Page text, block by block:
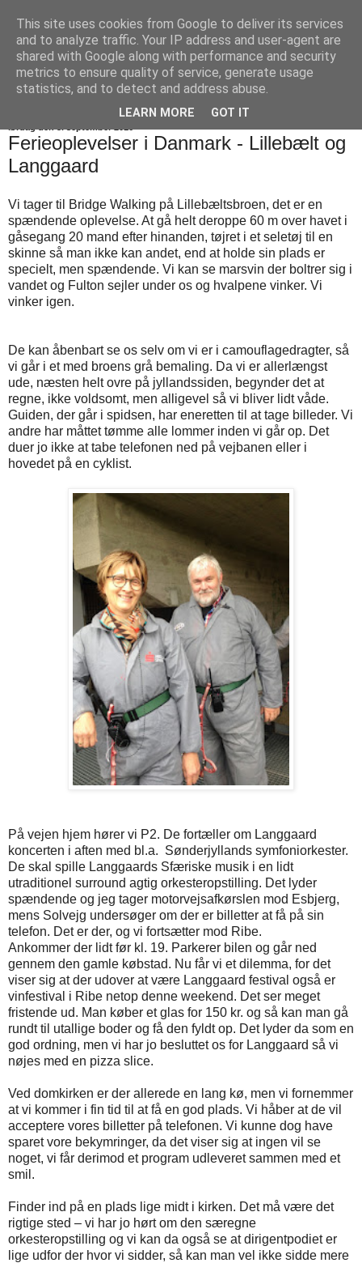
Blommesblog
Ferieoplevelser i Danmark - Lillebælt og
Langgaard
Vi tager til Bridge Walking på Lillebæltsbroen, det er en
spændende oplevelse. At gå helt deroppe 60 m over havet i
gåsegang 20 mand efter hinanden, tøjret i et seletøj til en
skinne så man ikke kan andet, end at holde sin plads er
specielt, men spændende. Vi kan se marsvin der boltrer sig i
vandet og Fulton sejler under os og hvalpene vinker. Vi
vinker igen.
De kan åbenbart se os selv om vi er i camouflagedragter, så
vi går i et med broens grå bemaling. Da vi er allerlængst
ude, næsten helt ovre på jyllandssiden, begynder det at
regne, ikke voldsomt, men alligevel så vi bliver lidt våde.
Guiden, der går i spidsen, har eneretten til at tage billeder. Vi
andre har måttet tømme alle lommer inden vi går op. Det
duer jo ikke at tabe telefonen ned på vejbanen eller i
hovedet på en cyklist.
På vejen hjem hører vi P2. De fortæller om Langgaard
koncerten i aften med bl.a. Sønderjyllands symfoniorkester.
De skal spille Langgaards Sfæriske musik i en lidt
utraditionel surround agtig orkesteropstilling. Det lyder
spændende og jeg tager motorvejsafkørslen mod Esbjerg,
mens Solvejg undersøger om der er billetter at få på sin
telefon. Det er der, og vi fortsætter mod Ribe.
Ankommer der lidt før kl. 19. Parkerer bilen og går ned
gennem den gamle købstad. Nu får vi et dilemma, for det
viser sig at der udover at være Langgaard festival også er
vinfestival i Ribe netop denne weekend. Det ser meget
fristende ud. Man køber et glas for 150 kr. og så kan man gå
rundt til utallige boder og få den fyldt op. Det lyder da som en
god ordning, men vi har jo besluttet os for Langgaard så vi
nøjes med en pizza slice.
Ved domkirken er der allerede en lang kø, men vi fornemmer
at vi kommer i fin tid til at få en god plads. Vi håber at de vil
acceptere vores billetter på telefonen. Vi kunne dog have
sparet vore bekymringer, da det viser sig at ingen vil se
noget, vi får derimod et program udleveret sammen med et
smil.
Finder ind på en plads lige midt i kirken. Det må være det
rigtige sted – vi har jo hørt om den særegne
orkesteropstilling og vi kan da også se at dirigentpodiet er
lige udfor der hvor vi sidder, så kan man vel ikke sidde mere
This site uses cookies from Google to deliver its services
and to analyze traffic. Your IP address and user-agent are
shared with Google along with performance and security
metrics to ensure quality of service, generate usage
statistics, and to detect and address abuse.
LEARN MORE GOT IT